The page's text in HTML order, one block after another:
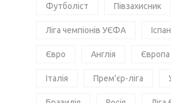
Футболіст Півзахисник
Ліга чемпіонів УЄФА
Євро Англія Європа
Італія Прем'єр-ліга